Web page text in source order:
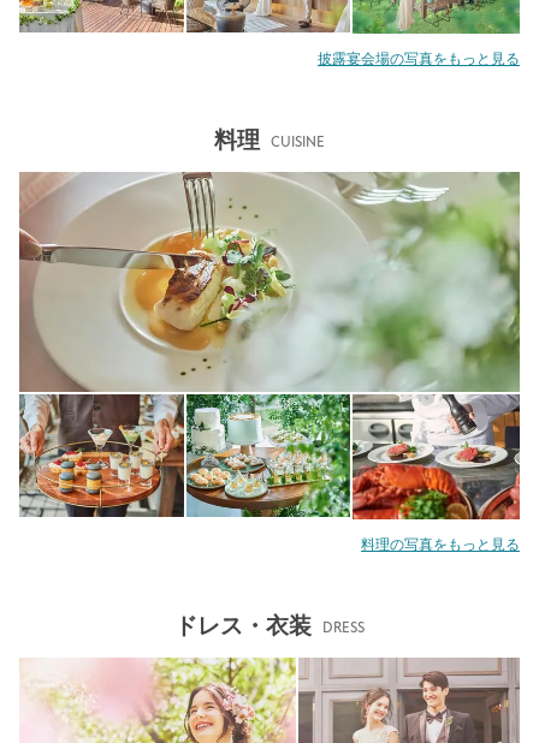
披露宴会場の写真をもっと見る
料理 CUISINE
料理の写真をもっと見る
ドレス・衣装 DRESS